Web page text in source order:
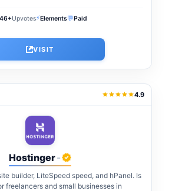
46+Upvotes⚡Elements💬Paid
VISIT
4.9
Hostinger-
builder, LiteSpeed speed, and hPanel. Is
freelancers and small businesses in